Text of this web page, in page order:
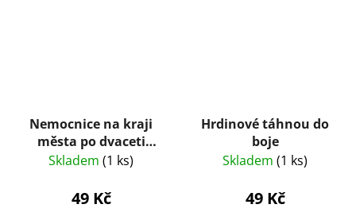
Nemocnice na kraji
města po dvaceti
letech : televizní
stejnojmenného
Skladem (1 ks)
49 Kč
Hrdinové táhnou do
boje
Skladem (1 ks)
49 Kč